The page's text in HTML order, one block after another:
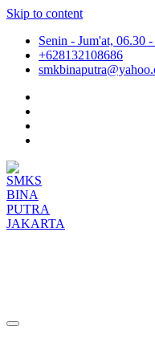
Skip to content
Senin - Jum'at, 06.30
+628132108686